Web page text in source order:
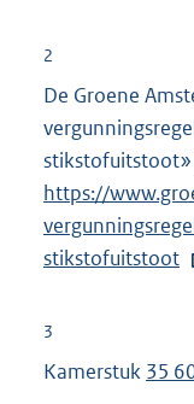
n
k
:
2
De Groene
stikstofuitstoot»
https://
stikstofuitstoot
3
Kamerstuk 35